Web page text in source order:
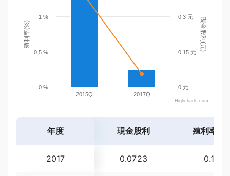
殖利率(%) 現金股利(元)
2015Q 2017Q
0 %
0.5 %
1 %
0 元
0.15 元
0.3 元
Highcharts.com
年度 現金股利 殖利率(%)
2017 0.0723 0.18